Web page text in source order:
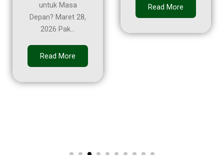
untuk Masa
Depan? Maret 28,
2026 Pak...
Read More
Read More